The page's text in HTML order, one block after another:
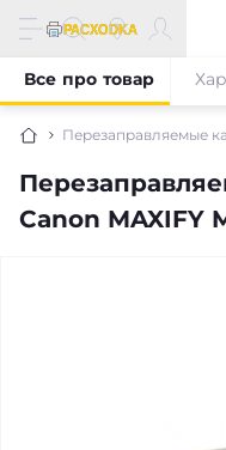
Перезаправляемые
Canon MAXIFY
Все про товар